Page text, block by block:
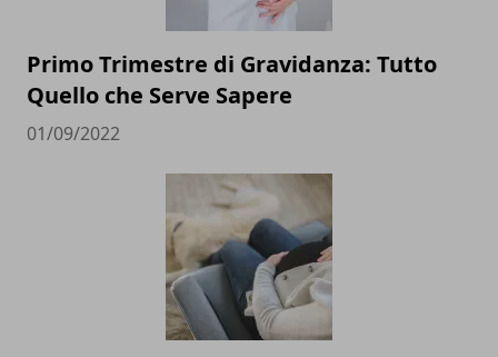
Primo Trimestre di Gravidanza: Tutto
Quello che Serve Sapere
01/09/2022